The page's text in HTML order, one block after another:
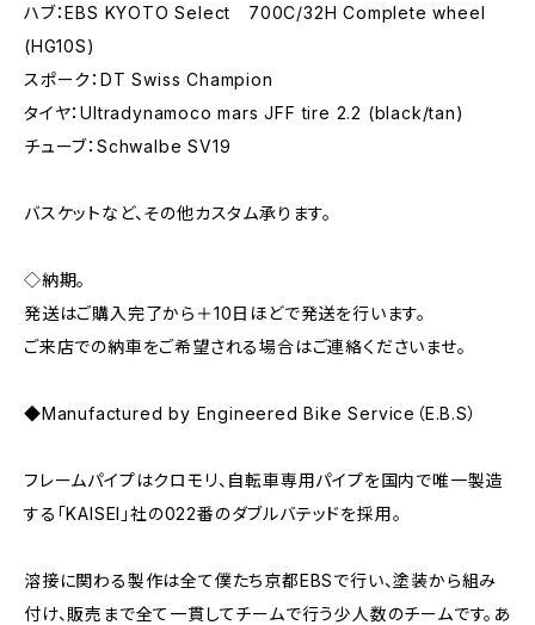
ハブ：EBS KYOTO Select 700C/32H Complete wheel
(HG10S)
スポーク：DT Swiss Champion
タイヤ：Ultradynamoco mars JFF tire 2.2 (black/tan)
チューブ：Schwalbe SV19
バスケットなど、その他カスタム承ります。
◇納期。
発送はご購入完了から＋10日ほどで発送を行います。
ご来店での納車をご希望される場合はご連絡くださいませ。
◆Manufactured by Engineered Bike Service（E.B.S）
フレームパイプはクロモリ、自転車専用パイプを国内で唯一製造
する「KAISEI」社の022番のダブルバテッドを採用。
溶接に関わる製作は全て僕たち京都EBSで行い、塗装から組み
付け、販売まで全て一貫してチームで行う少人数のチームです。あ